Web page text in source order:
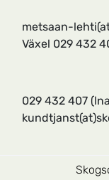
metsaan-
Växel 029 432
029 432 407